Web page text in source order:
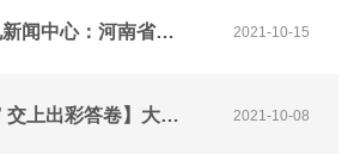
【视频】河南广电新闻中心：河南省乡村振兴研究中心成立暨乡村振兴调研行动启动仪式在郑举行 2021-10-15
【锚定“两个确保” 交上出彩答卷】大象•大家谈 专家解读：“两个确保”怎么看 如何干？ 2021-10-08